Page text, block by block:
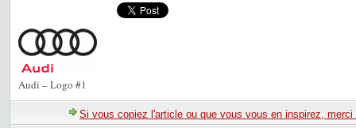
Audi – Logo #1
Si vous copiez l'article ou que vous vous en inspirez,